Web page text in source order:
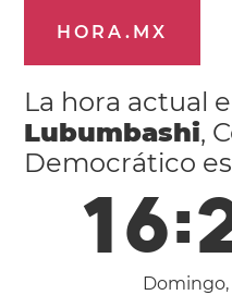
HORA.MX
La hora actual
Lubumbashi,
Democrático es
16:
Domingo,